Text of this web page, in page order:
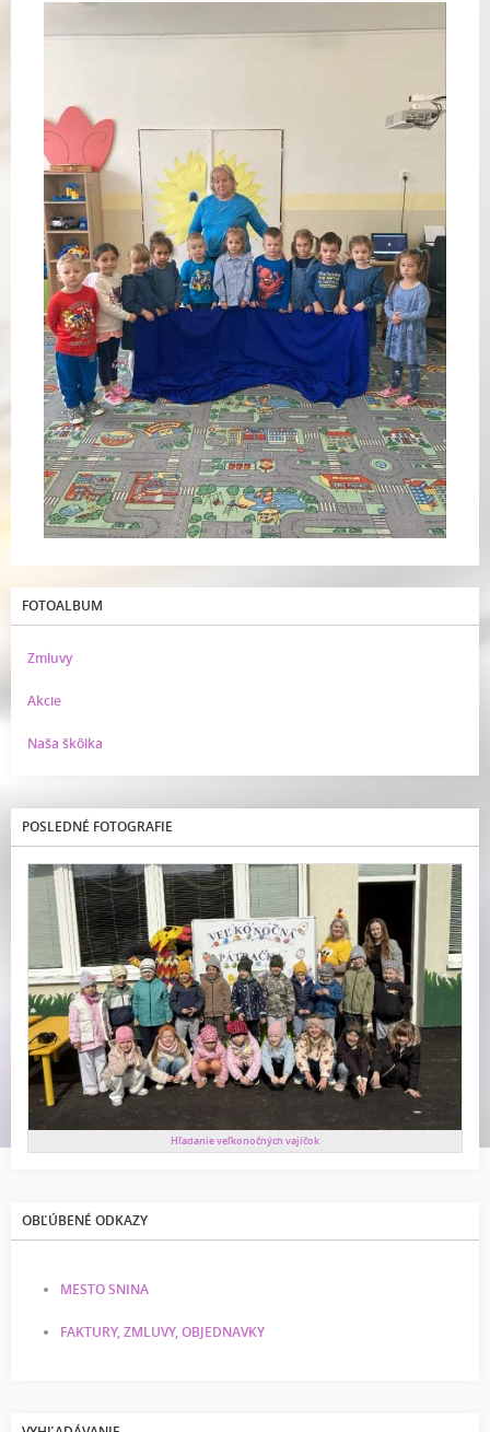
FOTOALBUM
Zmluvy
Akcie
Naša škôlka
POSLEDNÉ FOTOGRAFIE
Hľadanie veľkonočných vajíčok
OBĽÚBENÉ ODKAZY
MESTO SNINA
FAKTURY, ZMLUVY, OBJEDNAVKY